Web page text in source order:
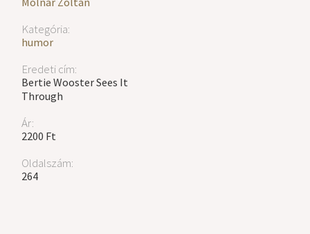
Kategória:
humor
Eredeti cím:
Bertie Wooster Sees It
Through
Ár:
2200 Ft
Oldalszám:
264